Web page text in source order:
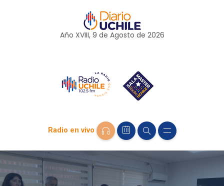
Año XVIII, 9 de Agosto de 2026
Radio en vivo